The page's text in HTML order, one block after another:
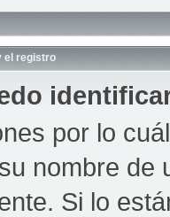
el registro
por lo
nombre
Si lo